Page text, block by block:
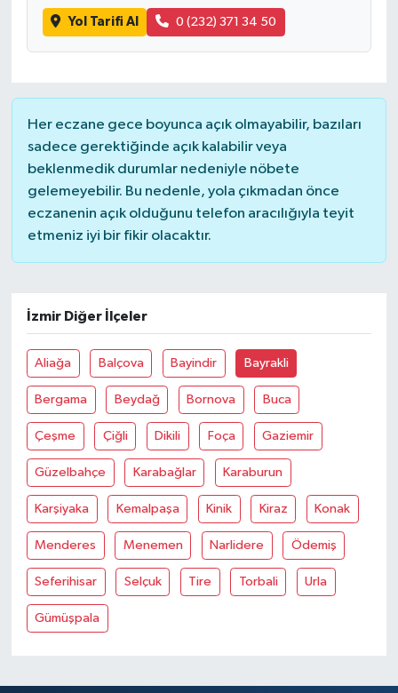
Yol Tarifi Al 0 (232) 371 34 50
Her eczane gece boyunca açık olmayabilir, bazıları
sadece gerektiğinde açık kalabilir veya
beklenmedik durumlar nedeniyle nöbete
gelemeyebilir. Bu nedenle, yola çıkmadan önce
eczanenin açık olduğunu telefon aracılığıyla teyit
etmeniz iyi bir fikir olacaktır.
İzmir Diğer İlçeler
Aliağa Balçova Bayindir Bayrakli
Bergama Beydağ Bornova Buca
Çeşme Çiğli Dikili Foça Gaziemir
Güzelbahçe Karabağlar Karaburun
Karşiyaka Kemalpaşa Kinik Kiraz Konak
Menderes Menemen Narlidere Ödemiş
Seferihisar Selçuk Tire Torbali Urla
Gümüşpala